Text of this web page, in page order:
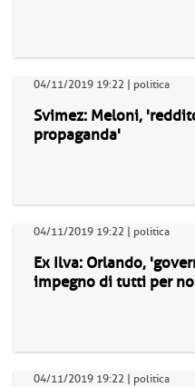
04/11/2019 19:22 | politica
Svimez: Meloni,
propaganda'
04/11/2019 19:22 | politica
Ex Ilva: Orlando,
impegno di tutti per
04/11/2019 19:22 | politica